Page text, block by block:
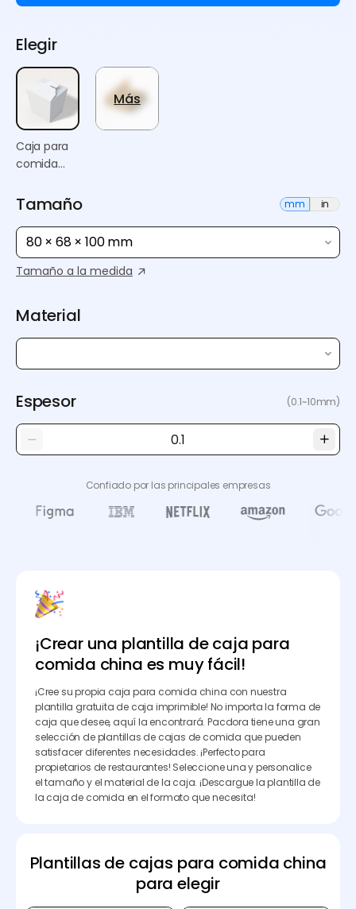
Elegir
Caja para
comida
Más
Tamaño mm in
80 × 68 × 100 mm
Tamaño a la medida
Material
Espesor (0.1~10mm)
Confiado por las principales empresas
¡Crear una plantilla de caja para
comida china es muy fácil!
¡Cree su propia caja para comida china con nuestra
plantilla gratuita de caja imprimible! No importa la forma de
caja que desee, aquí la encontrará. Pacdora tiene una gran
selección de plantillas de cajas de comida que pueden
satisfacer diferentes necesidades. ¡Perfecto para
propietarios de restaurantes! Seleccione una y personalice
el tamaño y el material de la caja. ¡Descargue la plantilla de
la caja de comida en el formato que necesita!
Plantillas de cajas para comida china
para elegir